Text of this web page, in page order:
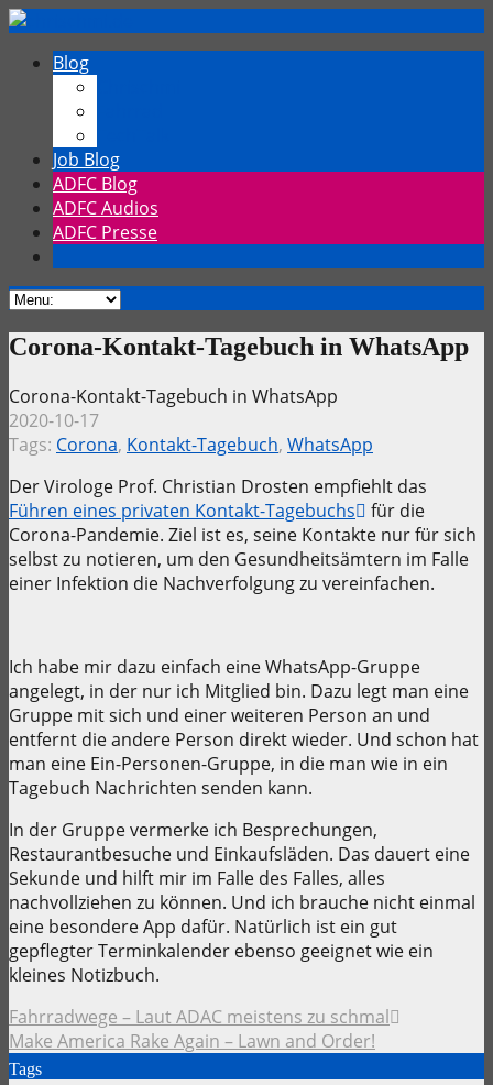
Blog
Job Blog
ADFC Blog
ADFC Audios
ADFC Presse
Corona-Kontakt-Tagebuch in WhatsApp
Corona-Kontakt-Tagebuch in WhatsApp
2020-10-17
Tags: Corona, Kontakt-Tagebuch, WhatsApp
Der Virologe Prof. Christian Drosten empfiehlt das
Führen eines privaten Kontakt-Tagebuchs
für die
Corona-Pandemie. Ziel ist es, seine Kontakte nur für sich
selbst zu notieren, um den Gesundheitsämtern im Falle
einer Infektion die Nachverfolgung zu vereinfachen.
Ich habe mir dazu einfach eine WhatsApp-Gruppe
angelegt, in der nur ich Mitglied bin. Dazu legt man eine
Gruppe mit sich und einer weiteren Person an und
entfernt die andere Person direkt wieder. Und schon hat
man eine Ein-Personen-Gruppe, in die man wie in ein
Tagebuch Nachrichten senden kann.
In der Gruppe vermerke ich Besprechungen,
Restaurantbesuche und Einkaufsläden. Das dauert eine
Sekunde und hilft mir im Falle des Falles, alles
nachvollziehen zu können. Und ich brauche nicht einmal
eine besondere App dafür. Natürlich ist ein gut
gepflegter Terminkalender ebenso geeignet wie ein
kleines Notizbuch.
Fahrradwege – Laut ADAC meistens zu schmal
Make America Rake Again – Lawn and Order!
Tags